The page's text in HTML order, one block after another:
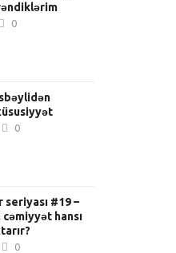
0
0
seriyası #19 –
hansı
0